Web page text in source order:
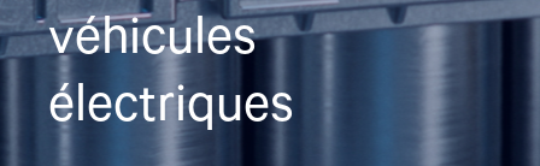
véhicules
électriques